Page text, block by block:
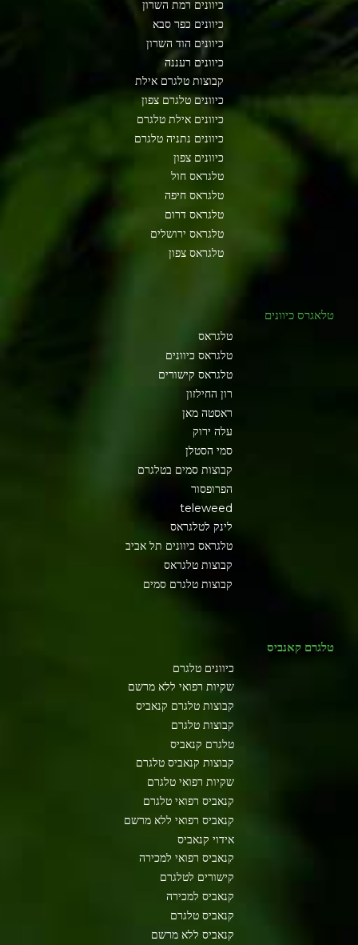
כיוונים רמת השרון
כיוונים כפר סבא
כיוונים הוד השרון
כיוונים רעננה
קבוצות טלגרם אילת
כיוונים טלגרם צפון
כיוונים אילת טלגרם
כיוונים נתניה טלגרם
כיוונים צפון
טלגראס חול
טלגראס חיפה
טלגראס דרום
טלגראס ירושלים
טלגראס צפון
טלאגרס כיוונים
טלגראס
טלגראס כיוונים
טלגראס קישורים
רון החילזון
ראסטה מאן
עלה ירוק
סמי הסטלן
קבוצות סמים בטלגרם
הפרופסור
teleweed
לינק לטלגראס
טלגראס כיוונים תל אביב
קבוצות טלגראס
קבוצות טלגרם סמים
טלגרם קאנביס
כיוונים טלגרם
שקיות רפואי ללא מרשם
קבוצות טלגרם קנאביס
קבוצות טלגרם
טלגרם קנאביס
קבוצות קנאביס טלגרם
שקיות רפואי טלגרם
קנאביס רפואי טלגרם
קנאביס רפואי ללא מרשם
אידוי קנאביס
קנאביס רפואי למכירה
קישורים לטלגרם
קנאביס למכירה
קנאביס טלגרם
קנאביס ללא מרשם